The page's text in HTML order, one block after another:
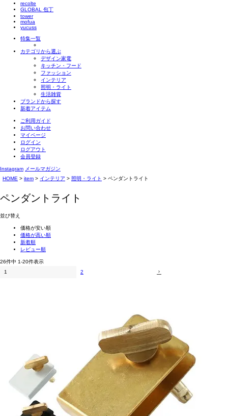
recolte
GLOBAL 包丁
tower
mofua
yucuss
特集一覧
カテゴリから選ぶ
デザイン家電
キッチン・フード
ファッション
インテリア
照明・ライト
生活雑貨
ブランドから探す
新着アイテム
ご利用ガイド
お問い合わせ
マイページ
ログイン
ログアウト
会員登録
Instagram メールマガジン
HOME
item インテリア 照明・ライト ペンダントライト
ペンダントライト
並び替え
価格が安い順
価格が高い順
新着順
レビュー順
26件中 1-20件表示
1
2